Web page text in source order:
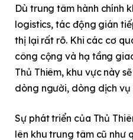
Dù trung tâm hành chính
logistics, tác động gián
thị lại rất rõ. Khi các cơ
công cộng và hạ tầng
Thủ Thiêm, khu vực này
dòng người, dòng dịch vụ
Sự phát triển của Thủ
lên khu trung tâm cũ như